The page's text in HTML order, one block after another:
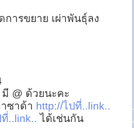
การขยาย เผ่าพันธุ์ลง
@ ด้วยนะคะ
ซาด้า http://ไปที่..link..
..link.. ได้เช่นกัน